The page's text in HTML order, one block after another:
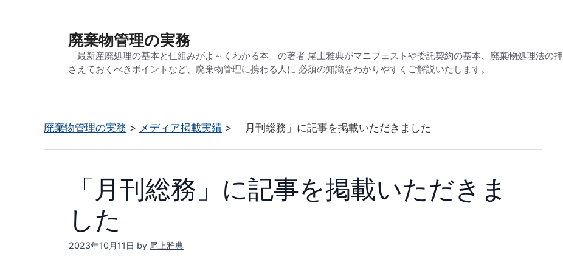
廃棄物管理の実務
「最新産廃処理の基本と仕組みがよ～くわかる本」の著者 尾上雅典がマニフェストや委託契約の基本、廃棄物処理法の押
さえておくべきポイントなど、廃棄物管理に携わる人に 必須の知識をわかりやすくご解説いたします。
廃棄物管理の実務 > メディア掲載実績 > 「月刊総務」に記事を掲載いただきました
「月刊総務」に記事を掲載いただきま
した
2023年10月11日 by 尾上雅典